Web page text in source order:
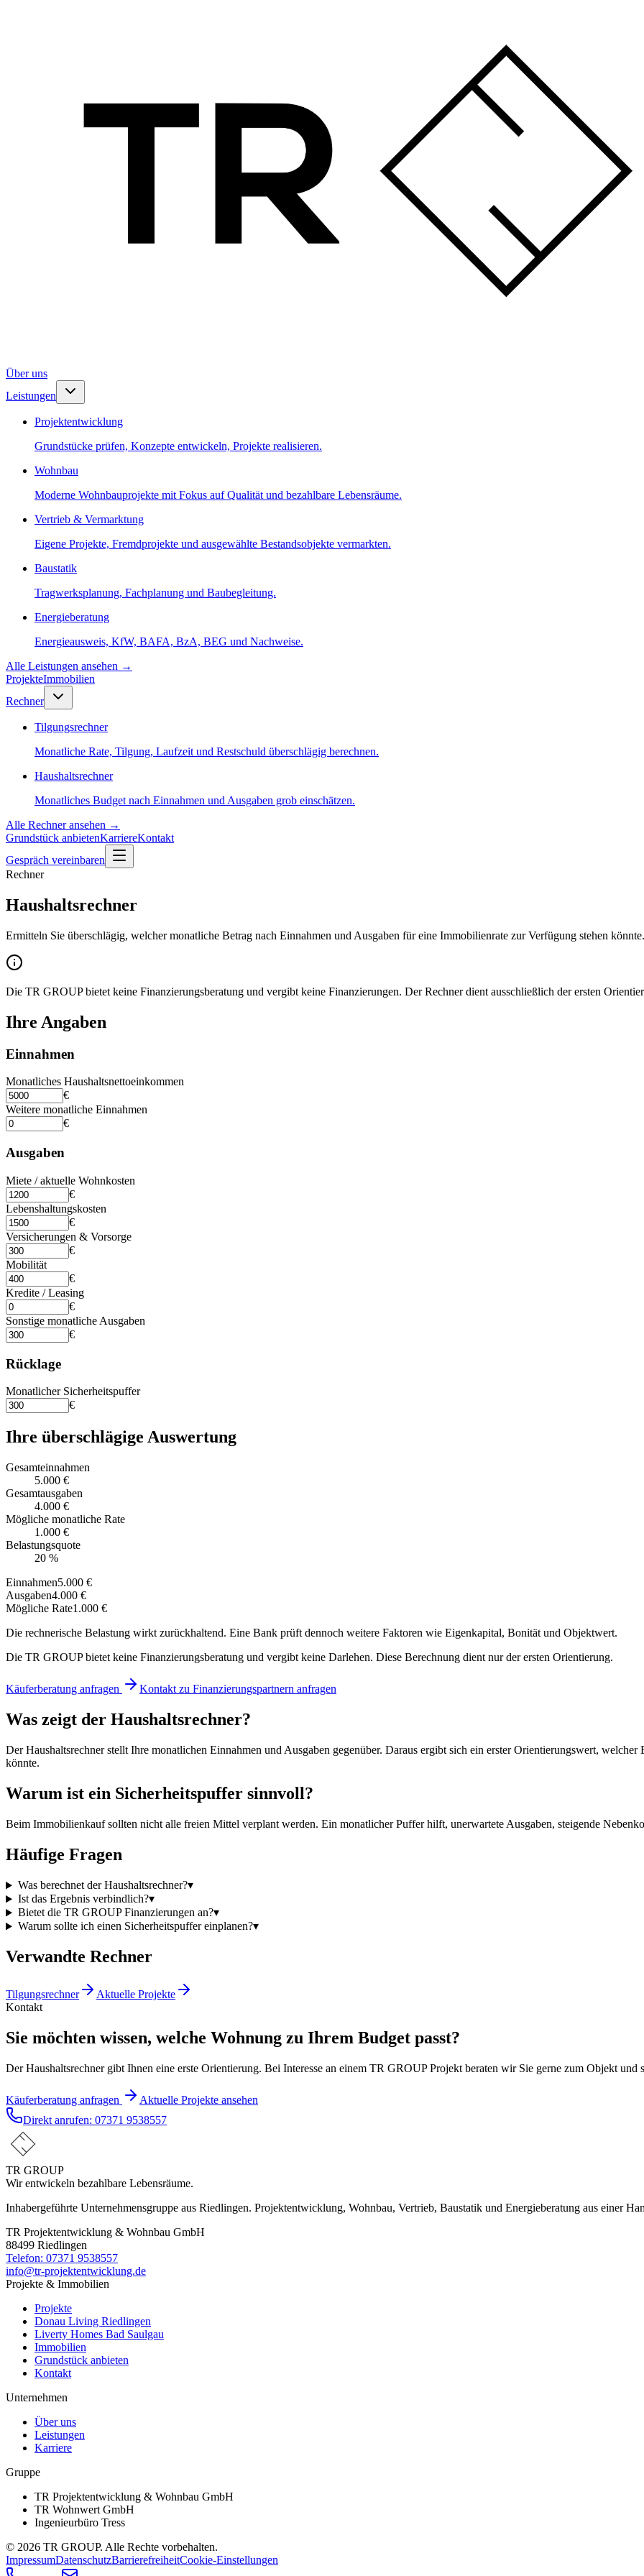
Über uns
Leistungen
Projektentwicklung
Grundstücke prüfen, Konzepte entwickeln, Projekte realisieren.
Wohnbau
Moderne Wohnbauprojekte mit Fokus auf Qualität und bezahlbare Lebensräume.
Vertrieb & Vermarktung
Eigene Projekte, Fremdprojekte und ausgewählte Bestandsobjekte vermarkten.
Baustatik
Tragwerksplanung, Fachplanung und Baubegleitung.
Energieberatung
Energieausweis, KfW, BAFA, BzA, BEG und Nachweise.
Alle Leistungen ansehen →
ProjekteImmobilien
Rechner
Tilgungsrechner
Monatliche Rate, Tilgung, Laufzeit und Restschuld überschlägig berechnen.
Haushaltsrechner
Monatliches Budget nach Einnahmen und Ausgaben grob einschätzen.
Alle Rechner ansehen →
Grundstück anbietenKarriereKontakt
Gespräch vereinbaren
Rechner
Haushaltsrechner
Ermitteln Sie überschlägig, welcher monatliche Betrag nach Einnahmen und Ausgaben für eine Immobilienrate zur Verfügung stehen könnte.
Die TR GROUP bietet keine Finanzierungsberatung und vergibt keine Finanzierungen. Der Rechner dient ausschließlich der ersten
Ihre Angaben
Einnahmen
Monatliches Haushaltsnettoeinkommen
€
Weitere monatliche Einnahmen
€
Ausgaben
Miete / aktuelle Wohnkosten
€
Lebenshaltungskosten
€
Versicherungen & Vorsorge
€
Mobilität
€
Kredite / Leasing
€
Sonstige monatliche Ausgaben
€
Rücklage
Monatlicher Sicherheitspuffer
€
Ihre überschlägige Auswertung
Gesamteinnahmen
5.000 €
Gesamtausgaben
4.000 €
Mögliche monatliche Rate
1.000 €
Belastungsquote
20 %
Einnahmen5.000 €
Ausgaben4.000 €
Mögliche Rate1.000 €
Die rechnerische Belastung wirkt zurückhaltend. Eine Bank prüft dennoch weitere Faktoren wie Eigenkapital, Bonität und Objektwert.
Die TR GROUP bietet keine Finanzierungsberatung und vergibt keine Darlehen. Diese Berechnung dient nur der ersten Orientierung.
Käuferberatung anfragen Kontakt zu Finanzierungspartnern anfragen
Was zeigt der Haushaltsrechner?
Der Haushaltsrechner stellt Ihre monatlichen Einnahmen und Ausgaben gegenüber. Daraus ergibt sich ein erster Orientierungswert,
könnte.
Warum ist ein Sicherheitspuffer sinnvoll?
Beim Immobilienkauf sollten nicht alle freien Mittel verplant werden. Ein monatlicher Puffer hilft, unerwartete Ausgaben, steigende
Häufige Fragen
Was berechnet der Haushaltsrechner?▾
Ist das Ergebnis verbindlich?▾
Bietet die TR GROUP Finanzierungen an?▾
Warum sollte ich einen Sicherheitspuffer einplanen?▾
Verwandte Rechner
Tilgungsrechner
Aktuelle Projekte
Kontakt
Sie möchten wissen, welche Wohnung zu Ihrem Budget passt?
Der Haushaltsrechner gibt Ihnen eine erste Orientierung. Bei Interesse an einem TR GROUP Projekt beraten wir Sie gerne zum Objekt
Käuferberatung anfragen
Aktuelle Projekte ansehen
Direkt anrufen: 07371 9538557
TR GROUP
Wir entwickeln bezahlbare Lebensräume.
Inhabergeführte Unternehmensgruppe aus Riedlingen. Projektentwicklung, Wohnbau, Vertrieb, Baustatik und Energieberatung aus einer
TR Projektentwicklung & Wohnbau GmbH
88499 Riedlingen
Telefon: 07371 9538557
info@tr-projektentwicklung.de
Projekte & Immobilien
Projekte
Donau Living Riedlingen
Liverty Homes Bad Saulgau
Immobilien
Grundstück anbieten
Kontakt
Unternehmen
Über uns
Leistungen
Karriere
Gruppe
TR Projektentwicklung & Wohnbau GmbH
TR Wohnwert GmbH
Ingenieurbüro Tress
© 2026 TR GROUP. Alle Rechte vorbehalten.
ImpressumDatenschutzBarrierefreiheitCookie-Einstellungen